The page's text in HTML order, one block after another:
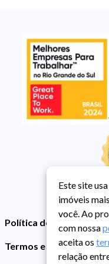
Política de Privacidade
Termos e Condições de
Este site
imóveis
você. Ao
com nossa
aceita os
relação